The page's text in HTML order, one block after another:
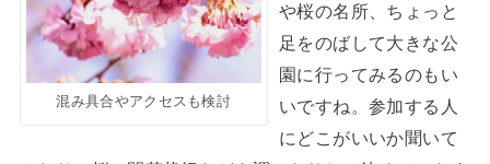
混み具合やアクセスも検討
や桜の名所、ちょっと
足をのばして大きな公
園に行ってみるのもい
いですね。参加する人
にどこがいいか聞いて